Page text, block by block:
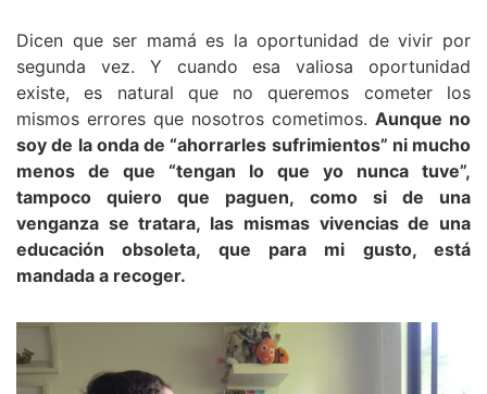
Dicen que ser mamá es la oportunidad de vivir por
segunda vez. Y cuando esa valiosa oportunidad
existe, es natural que no queremos cometer los
mismos errores que nosotros cometimos. Aunque no
soy de la onda de “ahorrarles sufrimientos” ni mucho
menos de que “tengan lo que yo nunca tuve”,
tampoco quiero que paguen, como si de una
venganza se tratara, las mismas vivencias de una
educación obsoleta, que para mi gusto, está
mandada a recoger.